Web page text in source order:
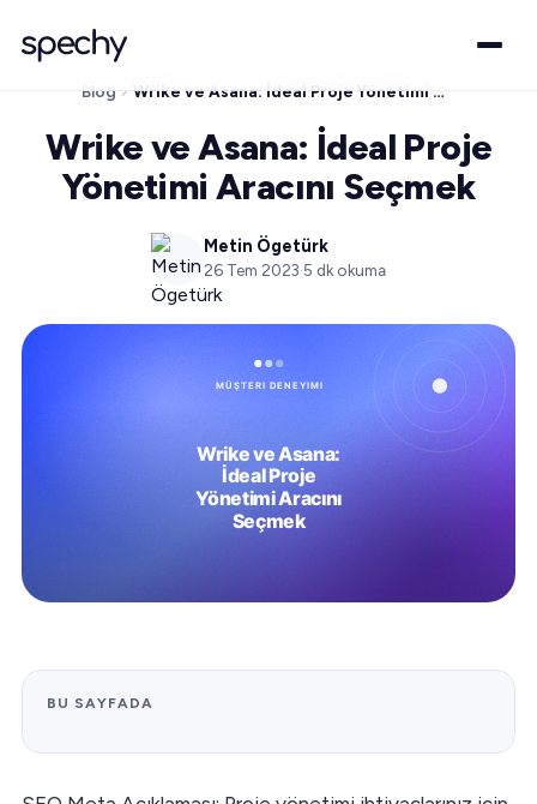
Blog Wrike ve Asana: İdeal Proje Yönetimi Aracını Seçmek
Wrike ve Asana: İdeal Proje
Yönetimi Aracını Seçmek
Metin Ögetürk
26 Tem 2023·5 dk okuma
BU SAYFADA